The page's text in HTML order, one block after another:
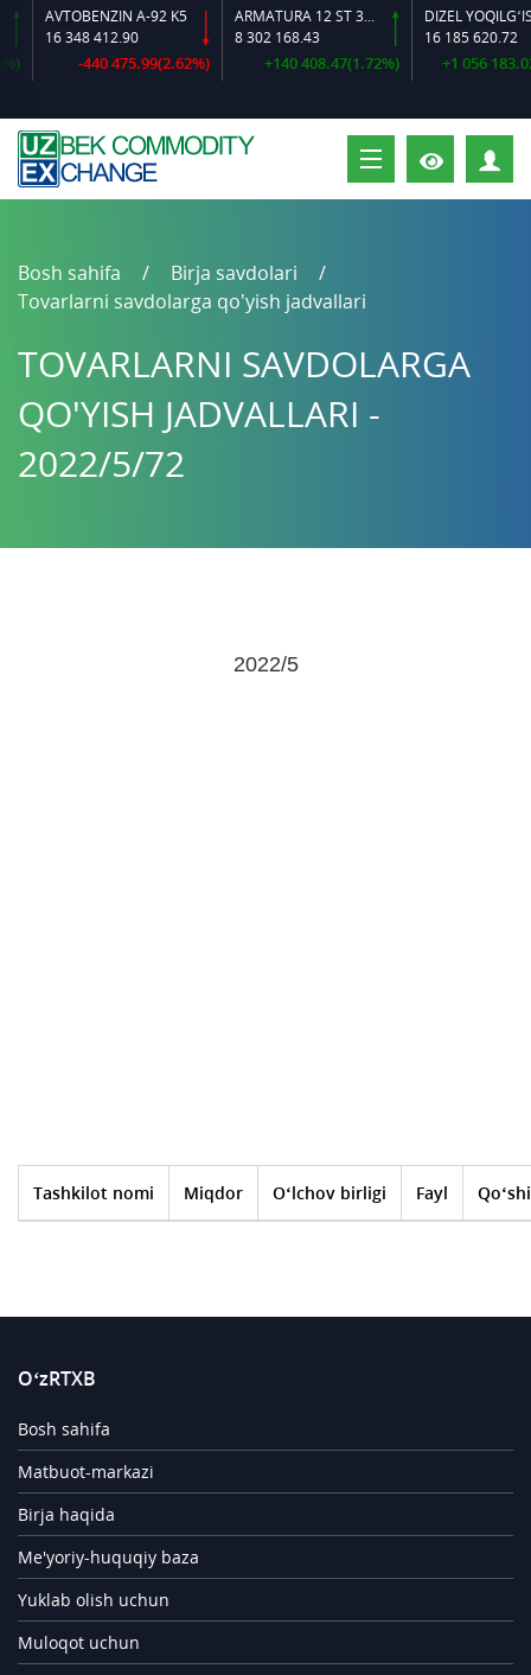
AVTOBENZIN A-92 K5
16 348 412.90
-440 475.99(2.62%)
ARMATURA 12 ST 35 GS O‘LCHAMLI
8 302 168.43
+140 408.47(1.72%)
DIZEL YOQILG‘ISI
16 185 620.72
+1 056
Bosh sahifa
Birja savdolari
Tovarlarni savdolarga qo'yish jadvallari
TOVARLARNI SAVDOLARGA
QO'YISH JADVALLARI -
2022/5/72
2022/5
Tashkilot nomi Miqdor O‘lchov birligi Fayl
O‘zRTXB
Bosh sahifa
Matbuot-markazi
Birja haqida
Me'yoriy-huquqiy baza
Yuklab olish uchun
Muloqot uchun